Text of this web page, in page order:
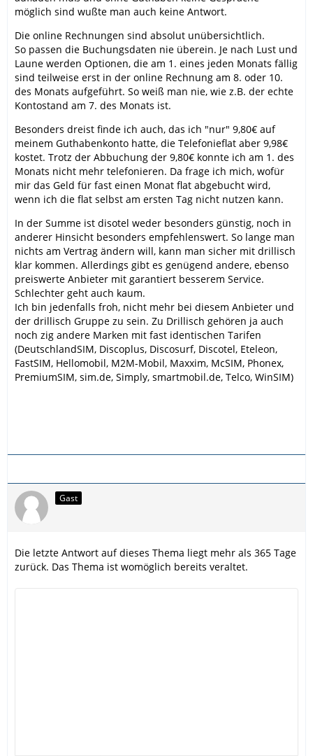
möglich sind wußte man auch keine Antwort.
Die online Rechnungen sind absolut unübersichtlich.
So passen die Buchungsdaten nie überein. Je nach Lust und
Laune werden Optionen, die am 1. eines jeden Monats fällig
sind teilweise erst in der online Rechnung am 8. oder 10.
des Monats aufgeführt. So weiß man nie, wie z.B. der echte
Kontostand am 7. des Monats ist.
Besonders dreist finde ich auch, das ich "nur" 9,80€ auf
meinem Guthabenkonto hatte, die Telefonieflat aber 9,98€
kostet. Trotz der Abbuchung der 9,80€ konnte ich am 1. des
Monats nicht mehr telefonieren. Da frage ich mich, wofür
mir das Geld für fast einen Monat flat abgebucht wird,
wenn ich die flat selbst am ersten Tag nicht nutzen kann.
In der Summe ist disotel weder besonders günstig, noch in
anderer Hinsicht besonders empfehlenswert. So lange man
nichts am Vertrag ändern will, kann man sicher mit drillisch
klar kommen. Allerdings gibt es genügend andere, ebenso
preiswerte Anbieter mit garantiert besserem Service.
Schlechter geht auch kaum.
Ich bin jedenfalls froh, nicht mehr bei diesem Anbieter und
der drillisch Gruppe zu sein. Zu Drillisch gehören ja auch
noch zig andere Marken mit fast identischen Tarifen
(DeutschlandSIM, Discoplus, Discosurf, Discotel, Eteleon,
FastSIM, Hellomobil, M2M-Mobil, Maxxim, McSIM, Phonex,
PremiumSIM, sim.de, Simply, smartmobil.de, Telco, WinSIM)
Gast
Die letzte Antwort auf dieses Thema liegt mehr als 365 Tage
zurück. Das Thema ist womöglich bereits veraltet.